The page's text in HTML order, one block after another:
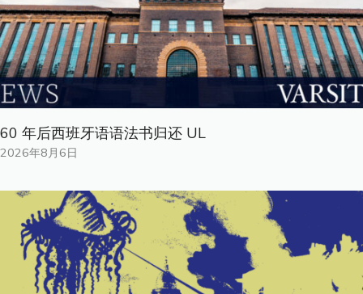
60 年后西班牙语语法书归还 UL
2026年8月6日